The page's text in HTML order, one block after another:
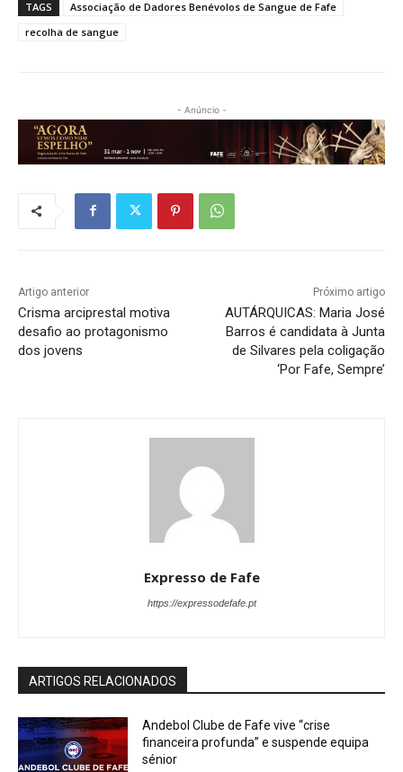
TAGS
Associação de Dadores Benévolos de Sangue de Fafe
recolha de sangue
- Anúncio -
Artigo anterior
Crisma arciprestal motiva
desafio ao protagonismo
dos jovens
Próximo artigo
AUTÁRQUICAS: Maria José
Barros é candidata à Junta
de Silvares pela coligação
‘Por Fafe, Sempre’
Expresso de Fafe
https://expressodefafe.pt
ARTIGOS RELACIONADOS
Andebol Clube de Fafe vive “crise
financeira profunda” e suspende equipa
sénior